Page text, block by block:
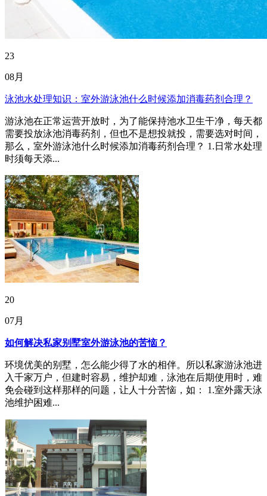
23
08月
泳池水处理知识：室外游泳池什么时候添加消毒药剂合理？
游泳池在正常运营开放时，为了能保持池水卫生干净，每天都
需要投放泳池消毒药剂，但也不是想投就投，需要选对时间，
那么，室外游泳池什么时候添加消毒药剂合理？ 1.日常水处理
时须每天添...
20
07月
如何解决私家别墅室外游泳池的苦恼？
环境优美的别墅，怎么能少得了水的相伴。所以私家游泳池进
入千家万户，但建时容易，维护却难，泳池在后期使用时，难
免会碰到这样那样的问题，让人十分苦恼，如： 1.室外露天泳
池维护困难...